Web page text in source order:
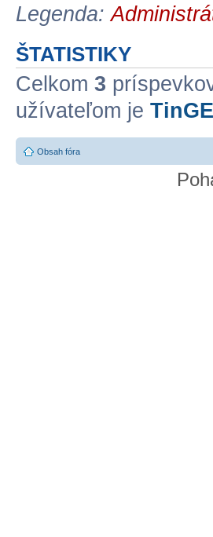
Legenda:
ŠTATISTIKY
Celkom 3
užívateľom je
Obsah fóra